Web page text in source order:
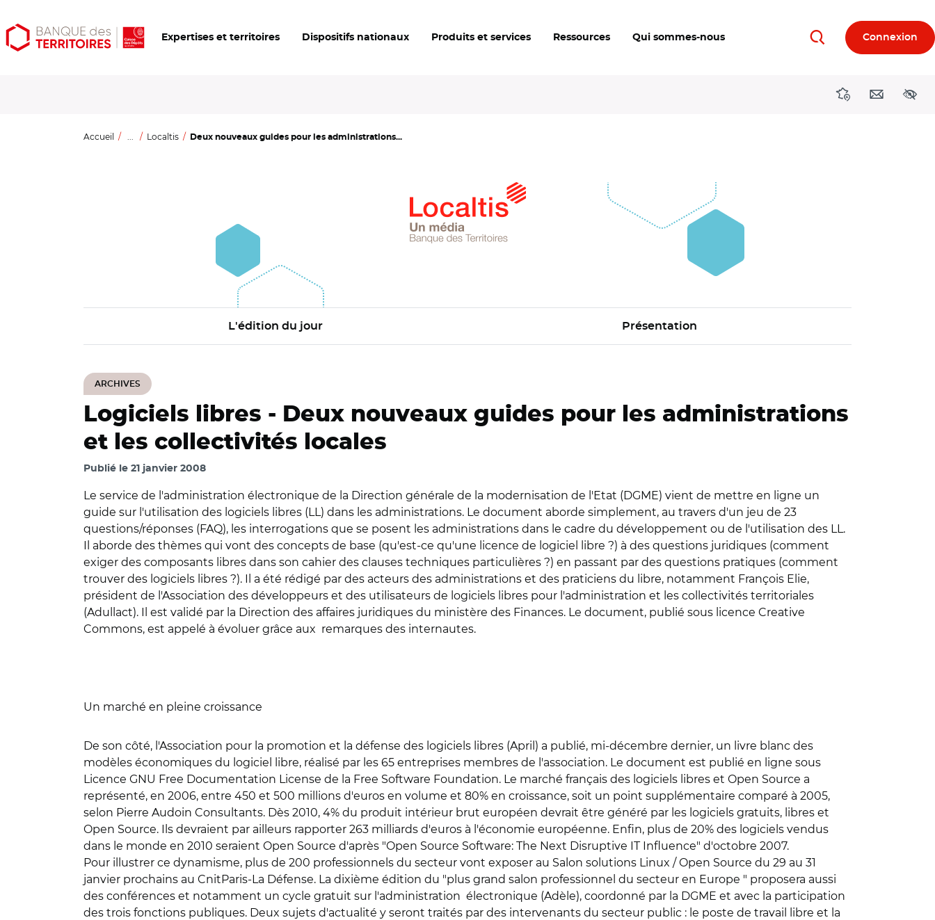
Aller
au
Aller
au
Ouvrir
les
Expertises et territoires Dispositifs nationaux Produits et services Ressources Qui sommes-nous RechercherConnexion
DirectionsContact
Accueil ... Localtis Deux nouveaux guides pour les administrations...
L'édition du jour Présentation
ARCHIVES
Logiciels libres - Deux nouveaux guides pour les administrations
et les collectivités locales
Publié le 21 janvier 2008
Le service de l'administration électronique de la Direction générale de la modernisation de l'Etat (DGME) vient de mettre en ligne un
guide sur l'utilisation des logiciels libres (LL) dans les administrations. Le document aborde simplement, au travers d'un jeu de 23
questions/réponses (FAQ), les interrogations que se posent les administrations dans le cadre du développement ou de l'utilisation des LL.
Il aborde des thèmes qui vont des concepts de base (qu'est-ce qu'une licence de logiciel libre ?) à des questions juridiques (comment
exiger des composants libres dans son cahier des clauses techniques particulières ?) en passant par des questions pratiques (comment
trouver des logiciels libres ?). Il a été rédigé par des acteurs des administrations et des praticiens du libre, notamment François Elie,
président de l'Association des développeurs et des utilisateurs de logiciels libres pour l'administration et les collectivités territoriales
(Adullact). Il est validé par la Direction des affaires juridiques du ministère des Finances. Le document, publié sous licence Creative
Commons, est appelé à évoluer grâce aux remarques des internautes.
Un marché en pleine croissance
De son côté, l'Association pour la promotion et la défense des logiciels libres (April) a publié, mi-décembre dernier, un livre blanc des
modèles économiques du logiciel libre, réalisé par les 65 entreprises membres de l'association. Le document est publié en ligne sous
Licence GNU Free Documentation License de la Free Software Foundation. Le marché français des logiciels libres et Open Source a
représenté, en 2006, entre 450 et 500 millions d'euros en volume et 80% en croissance, soit un point supplémentaire comparé à 2005,
selon Pierre Audoin Consultants. Dès 2010, 4% du produit intérieur brut européen devrait être généré par les logiciels gratuits, libres et
Open Source. Ils devraient par ailleurs rapporter 263 milliards d'euros à l'économie européenne. Enfin, plus de 20% des logiciels vendus
dans le monde en 2010 seraient Open Source d'après "Open Source Software: The Next Disruptive IT Influence" d'octobre 2007.
Pour illustrer ce dynamisme, plus de 200 professionnels du secteur vont exposer au Salon solutions Linux / Open Source du 29 au 31
janvier prochains au CnitParis-La Défense. La dixième édition du "plus grand salon professionnel du secteur en Europe " proposera aussi
des conférences et notamment un cycle gratuit sur l'administration électronique (Adèle), coordonné par la DGME et avec la participation
des trois fonctions publiques. Deux sujets d'actualité y seront traités par des intervenants du secteur public : le poste de travail libre et la